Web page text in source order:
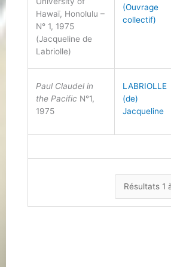
Hawaï, Honolulu –
N° 1, 1975
(Jacqueline de
Labriolle)
(Ouvrage
collectif)
Paul Claudel in
the Pacific N°1,
1975
LABRIOLLE
(de)
Jacqueline